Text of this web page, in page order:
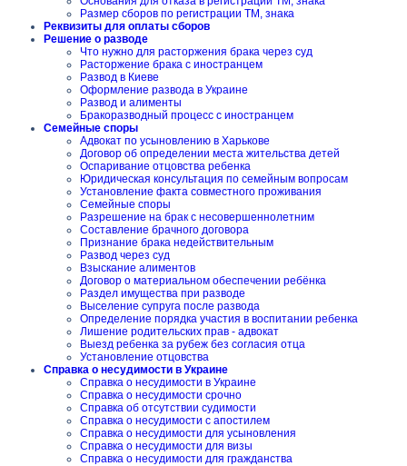
Размер сборов по регистрации ТМ, знака
Реквизиты для оплаты сборов
Решение о разводе
Что нужно для расторжения брака через суд
Расторжение брака с иностранцем
Развод в Киеве
Оформление развода в Украине
Развод и алименты
Бракоразводный процесс с иностранцем
Семейные споры
Адвокат по усыновлению в Харькове
Договор об определении места жительства детей
Оспаривание отцовства ребенка
Юридическая консультация по семейным вопросам
Установление факта совместного проживания
Семейные споры
Разрешение на брак с несовершеннолетним
Составление брачного договора
Признание брака недействительным
Развод через суд
Взыскание алиментов
Договор о материальном обеспечении ребёнка
Раздел имущества при разводе
Выселение супруга после развода
Определение порядка участия в воспитании ребенка
Лишение родительских прав - адвокат
Выезд ребенка за рубеж без согласия отца
Установление отцовства
Справка о несудимости в Украине
Справка о несудимости в Украине
Справка о несудимости срочно
Справка об отсутствии судимости
Справка о несудимости с апостилем
Справка о несудимости для усыновления
Справка о несудимости для визы
Справка о несудимости для гражданства